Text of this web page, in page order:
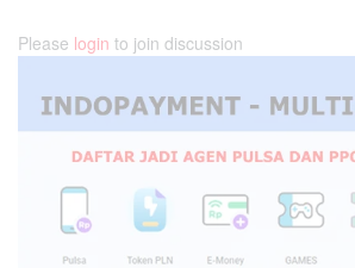
Please login to join discussion